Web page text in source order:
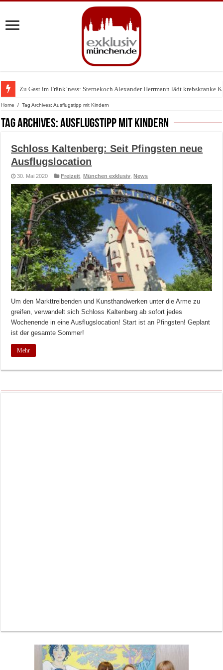
Zu Gast im Fränk’ness: Sternekoch Alexander Herrmann lädt krebskranke
Home / Tag Archives: Ausflugstipp mit Kindern
Tag Archives:Ausflugstipp mit Kindern
Schloss Kaltenberg: Seit Pfingsten neue
Ausflugslocation
30. Mai 2020 Freizeit ,München exklusiv ,News
Um den Markttreibenden und Kunsthandwerken unter die Arme zu
greifen, verwandelt sich Schloss Kaltenberg ab sofort jedes
Wochenende in eine Ausflugslocation! Start ist an Pfingsten! Geplant
ist der gesamte Sommer!
Mehr